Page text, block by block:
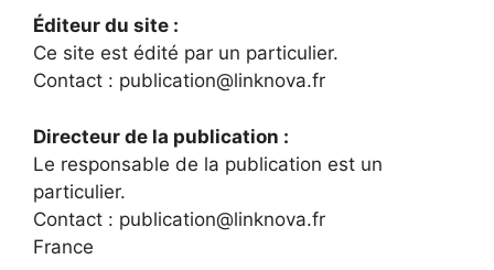
Éditeur du site :
Ce site est édité par un particulier.
Contact : publication@linknova.fr
Directeur de la publication :
Le responsable de la publication est un
particulier.
Contact : publication@linknova.fr
France